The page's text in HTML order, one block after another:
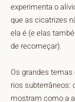
experimenta o
que as cicatrizes
ela é (e elas
de recomeçar).
Os grandes
rios subterrâneos:
mostram como a